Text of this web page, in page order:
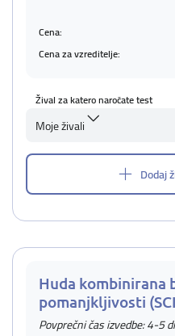
Cena:
Cena za vzreditelje:
Žival za katero naročate test
Moje živali
Dodaj
Huda kombinirana
pomanjkljivosti
Povprečni čas izvedbe: 4-5